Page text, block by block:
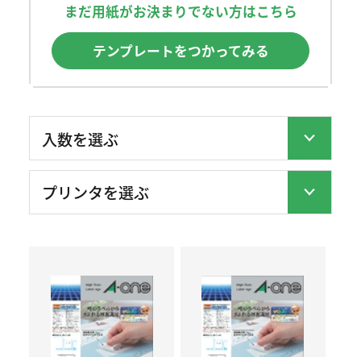
まだ用紙がお決まりでない方はこちら
テンプレートをつかってみる